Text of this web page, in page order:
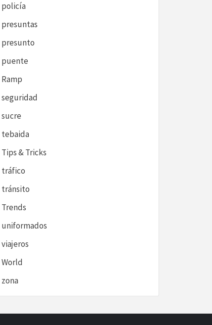
policía
presuntas
presunto
puente
Ramp
seguridad
sucre
tebaida
Tips & Tricks
tráfico
tránsito
Trends
uniformados
viajeros
World
zona